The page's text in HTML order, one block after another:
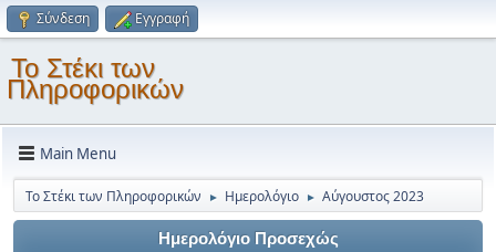
Σύνδεση Εγγραφή
Το Στέκι των
Πληροφορικών
Main Menu
Το Στέκι των Πληροφορικών ► Ημερολόγιο ► Αύγουστος 2023
Ημερολόγιο Προσεχώς